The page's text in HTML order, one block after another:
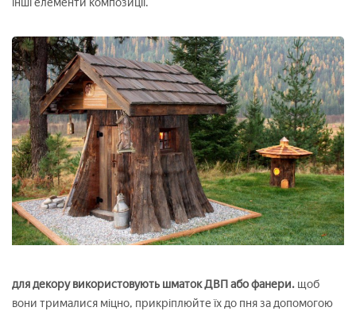
інші елементи композиції.
для декору використовують шматок ДВП або фанери. щоб
вони трималися міцно, прикріплюйте їх до пня за допомогою